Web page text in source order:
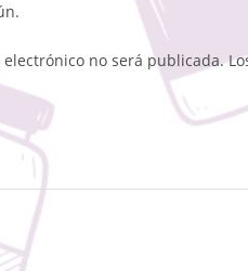
no será publicada.